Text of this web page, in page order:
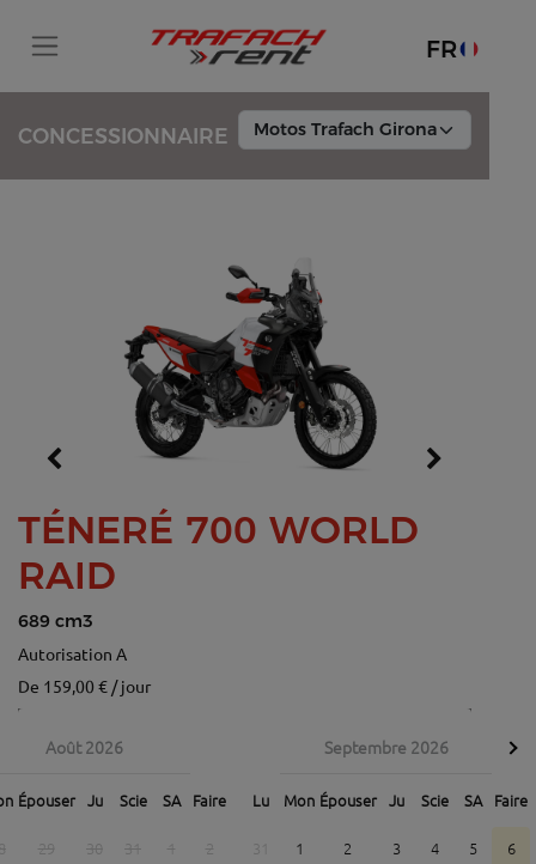
FR
CONCESSIONNAIRE
TÉNERÉ 700 WORLD
RAID
689 cm3
Autorisation A
De 159,00 € / jour
Août 2026
Épouser Ju Scie SA Faire
29 30 31 1
2
Septembre 2026
Lu Mon Épouser Ju Scie SA Faire
31 1 2 3 4 5
6